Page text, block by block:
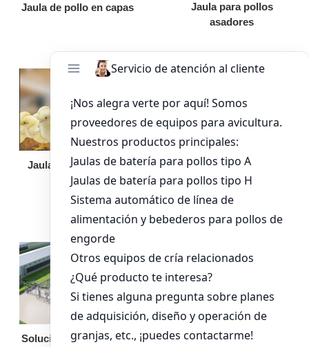
Jaula de pollo en capas
Jaula para pollos
asadores
Jaula de pollo pollita
Bandeja de
alimentación para
pollos de engorde
Solución llave en mano Otro equipo